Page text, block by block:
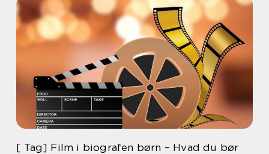
[ Tag] Film i biografen børn – Hvad du bør